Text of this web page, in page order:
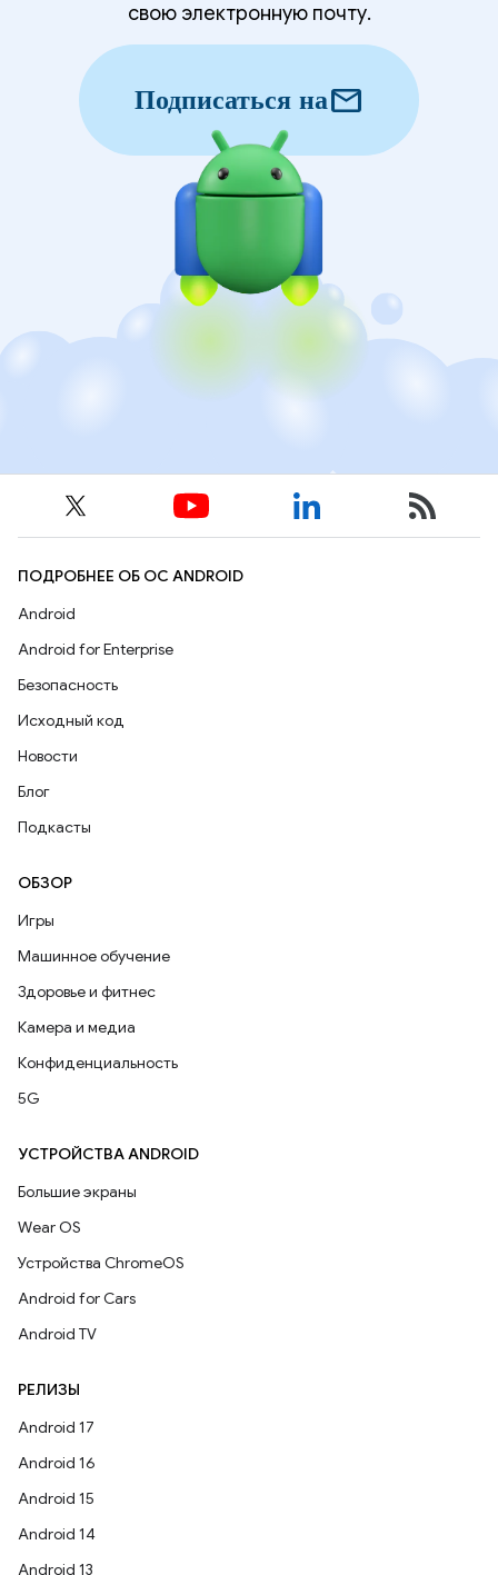
свою электронную почту.
Подписаться наmail
ПОДРОБНЕЕ ОБ ОС ANDROID
Android
Android for Enterprise
Безопасность
Исходный код
Новости
Блог
Подкасты
ОБЗОР
Игры
Машинное обучение
Здоровье и фитнес
Камера и медиа
Конфиденциальность
5G
УСТРОЙСТВА ANDROID
Большие экраны
Wear OS
Устройства ChromeOS
Android for Cars
Android TV
РЕЛИЗЫ
Android 17
Android 16
Android 15
Android 14
Android 13